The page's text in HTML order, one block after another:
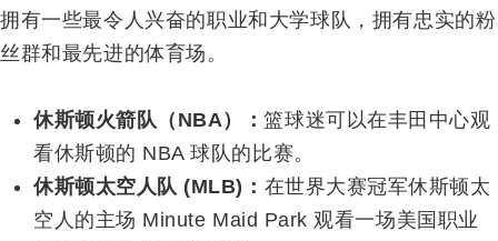
拥有一些最令人兴奋的职业和大学球队，拥有忠实的粉
丝群和最先进的体育场。
休斯顿火箭队（NBA）：篮球迷可以在丰田中心观
看休斯顿的 NBA 球队的比赛。
休斯顿太空人队 (MLB)： 在世界大赛冠军休斯顿太
空人的主场 Minute Maid Park 观看一场美国职业